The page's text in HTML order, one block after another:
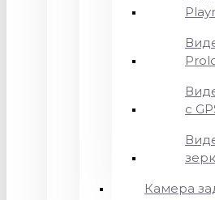
с
Камера